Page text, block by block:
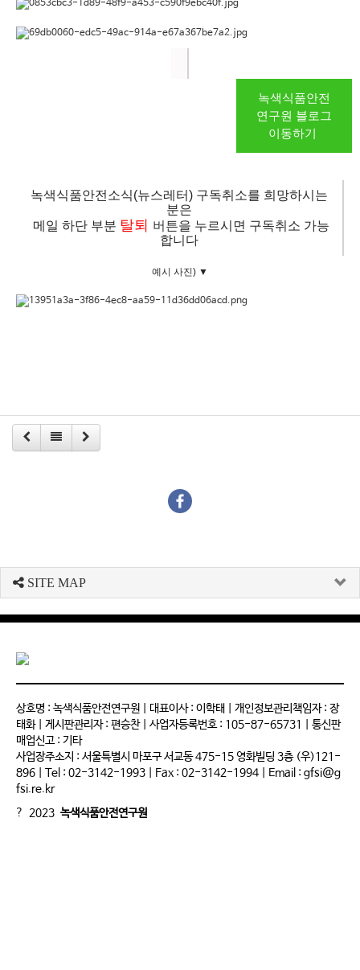
녹색식품안전
연구원 블로그
이동하기
녹색식품안전소식(뉴스레터) 구독취소를 희망하시는
분은
메일 하단 부분 탈퇴 버튼을 누르시면 구독취소 가능
합니다
예시 사진) ▼
SITE MAP
상호명 : 녹색식품안전연구원 | 대표이사 : 이학태 | 개인정보관리책임자 : 장
태화 | 게시판관리자 : 편승찬 | 사업자등록번호 : 105-87-65731 | 통신판
매업신고 : 기타
사업장주소지 : 서울특별시 마포구 서교동 475-15 영화빌딩 3층 (우)121-
896 | Tel : 02-3142-1993 | Fax : 02-3142-1994 | Email : gfsi@g
fsi.re.kr
? 2023 녹색식품안전연구원